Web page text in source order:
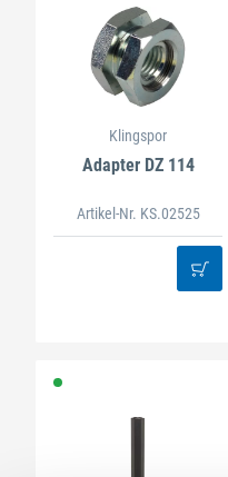
Klingspor
Adapter DZ 114
Artikel-Nr. KS.02525